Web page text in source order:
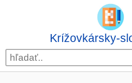
Krížovkársky-